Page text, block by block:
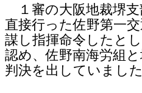
１審の大阪地裁堺支
直接行った佐野第一
謀し指揮命令したと
認め、佐野南海労組
判決を出していました